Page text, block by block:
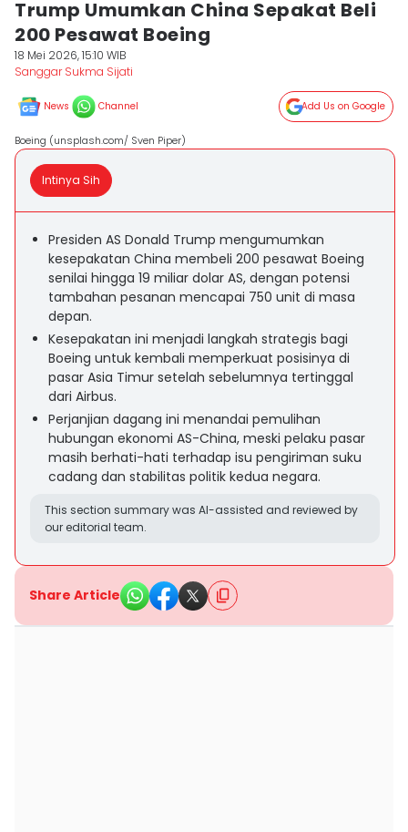
Trump Umumkan China Sepakat Beli
200 Pesawat Boeing
18 Mei 2026, 15:10 WIB
Sanggar Sukma Sijati
News Channel Add Us on Google
Boeing (unsplash.com/ Sven Piper)
Intinya Sih
Presiden AS Donald Trump mengumumkan
kesepakatan China membeli 200 pesawat Boeing
senilai hingga 19 miliar dolar AS, dengan potensi
tambahan pesanan mencapai 750 unit di masa
depan.
Kesepakatan ini menjadi langkah strategis bagi
Boeing untuk kembali memperkuat posisinya di
pasar Asia Timur setelah sebelumnya tertinggal
dari Airbus.
Perjanjian dagang ini menandai pemulihan
hubungan ekonomi AS-China, meski pelaku pasar
masih berhati-hati terhadap isu pengiriman suku
cadang dan stabilitas politik kedua negara.
This section summary was AI-assisted and reviewed by
our editorial team.
Share Article